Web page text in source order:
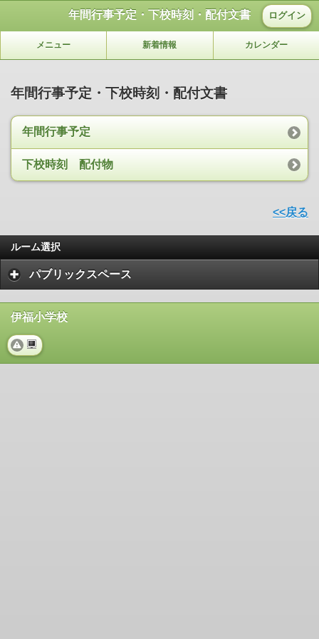
年間行事予定・下校時刻・配付文書 ログイン
メニュー 新着情報 カレンダー
年間行事予定・下校時刻・配付文書
年間行事予定
下校時刻 配付物
<<戻る
ルーム選択
パブリックスペース
伊福小学校